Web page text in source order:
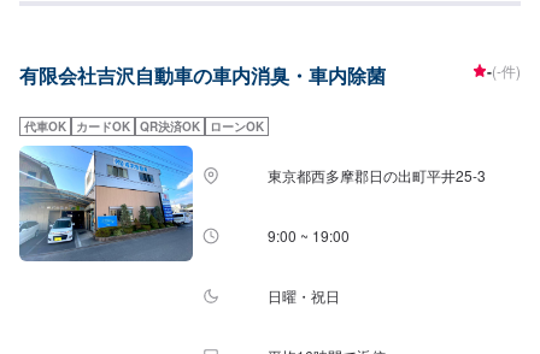
ら輸入車(外車)まで、すべてのお車の対応が可能です！【パーツ持ち込み可
ただきますので、あらかじめご了承ください。【代車について】無料代車
ので、ご了承ください。【営業時間・定休日】営業時間：8:30〜17:30定休
日：日・祝・第一、第三月曜日
有限会社吉沢自動車の車内消臭・車内除菌 -(-件)
代車OK カードOK QR決済OK ローンOK
東京都西多摩郡日の出町平井25-3
9:00 ~ 19:00
日曜・祝日